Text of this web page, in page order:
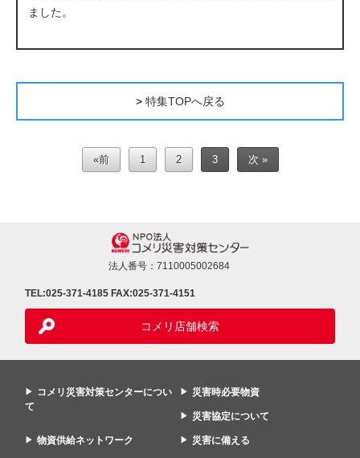
ました。
特集TOPへ戻る
«前 1 2 3 次 »
法人番号：7110005002684
TEL:025-371-4185FAX:025-371-4151
コメリ店舗検索
コメリ災害対策センターについ
て
災害時必要物資
災害協定について
物資供給ネットワーク 災害に備える